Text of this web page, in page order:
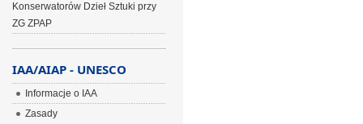
Konserwatorów Dzieł Sztuki przy
ZG ZPAP
IAA/AIAP - UNESCO
Informacje o IAA
Zasady